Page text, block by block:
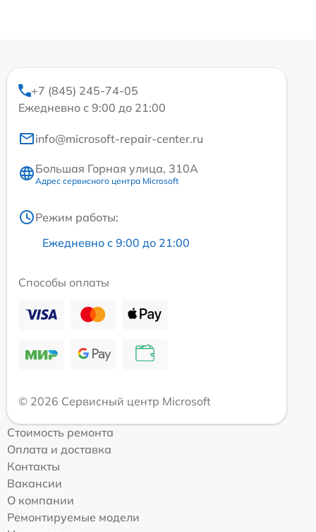
+7 (845) 245-74-05
Ежедневно с 9:00 до 21:00
info@microsoft-repair-center.ru
Большая Горная улица, 310А
Адрес сервисного центра Microsoft
Режим работы:
Ежедневно с 9:00 до 21:00
Способы оплаты
© 2026 Сервисный центр Microsoft
Стоимость ремонта
Оплата и доставка
Контакты
Вакансии
О компании
Ремонтируемые модели